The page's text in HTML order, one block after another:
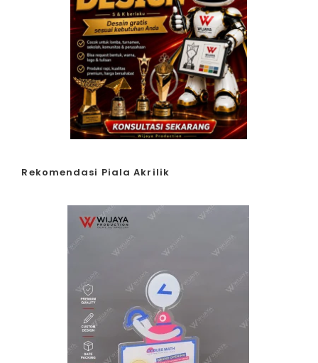
Rekomendasi Piala Akrilik